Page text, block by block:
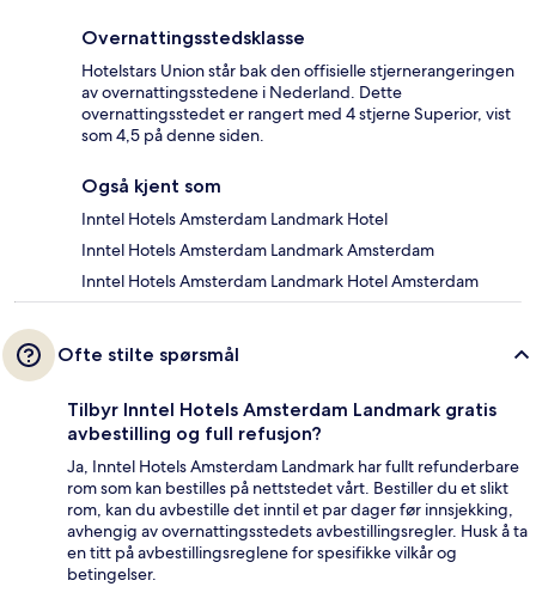
Overnattingsstedsklasse
Hotelstars Union står bak den offisielle stjernerangeringen
av overnattingsstedene i Nederland. Dette
overnattingsstedet er rangert med 4 stjerne Superior, vist
som 4,5 på denne siden.
Også kjent som
Inntel Hotels Amsterdam Landmark Hotel
Inntel Hotels Amsterdam Landmark Amsterdam
Inntel Hotels Amsterdam Landmark Hotel Amsterdam
Ofte stilte spørsmål
Tilbyr Inntel Hotels Amsterdam Landmark gratis
avbestilling og full refusjon?
Ja, Inntel Hotels Amsterdam Landmark har fullt refunderbare
rom som kan bestilles på nettstedet vårt. Bestiller du et slikt
rom, kan du avbestille det inntil et par dager før innsjekking,
avhengig av overnattingsstedets avbestillingsregler. Husk å ta
en titt på avbestillingsreglene for spesifikke vilkår og
betingelser.